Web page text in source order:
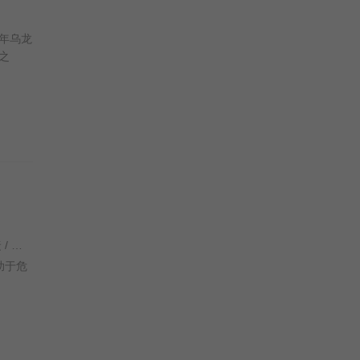
乌龙
于危